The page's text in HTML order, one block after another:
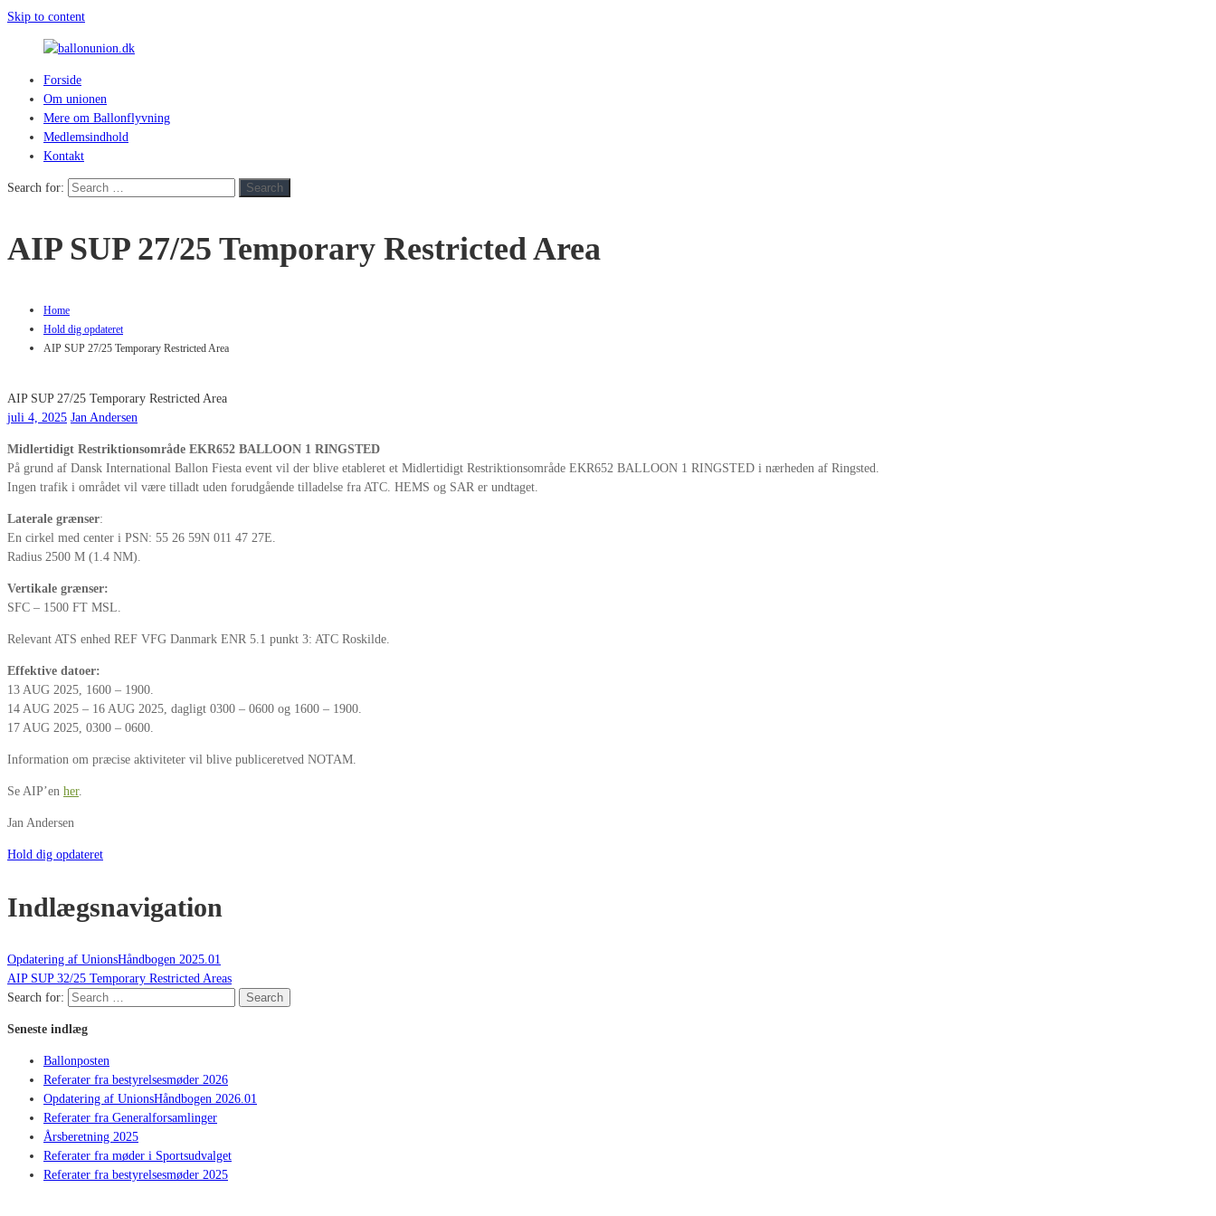
Skip to content
ballonunion.dk
hvad
blæser
Forside
Om unionen
Mere om Ballonflyvning
Medlemsindhold
Kontakt
Search for: Search
AIP SUP 27/25 Temporary Restricted Area
Home
Hold dig opdateret
AIP SUP 27/25 Temporary Restricted Area
AIP SUP 27/25 Temporary Restricted Area
juli 4, 2025 Jan Andersen
Midlertidigt Restriktionsområde EKR652 BALLOON 1 RINGSTED
På grund af Dansk International Ballon Fiesta event vil der blive etableret et Midlertidigt Restriktionsområde EKR652 BALLOON 1 RINGSTED i nærheden af Ringsted.
Ingen trafik i området vil være tilladt uden forudgående tilladelse fra ATC. HEMS og SAR er undtaget.
Laterale grænser:
En cirkel med center i PSN: 55 26 59N 011 47 27E.
Radius 2500 M (1.4 NM).
Vertikale grænser:
SFC – 1500 FT MSL.
Relevant ATS enhed REF VFG Danmark ENR 5.1 punkt 3: ATC Roskilde.
Effektive datoer:
13 AUG 2025, 1600 – 1900.
14 AUG 2025 – 16 AUG 2025, dagligt 0300 – 0600 og 1600 – 1900.
17 AUG 2025, 0300 – 0600.
Information om præcise aktiviteter vil blive publiceretved NOTAM.
Se AIP’en her.
Jan Andersen
Hold dig opdateret
Indlægsnavigation
Opdatering af UnionsHåndbogen 2025.01
AIP SUP 32/25 Temporary Restricted Areas
Search for:
Search
Seneste indlæg
Ballonposten
Referater fra bestyrelsesmøder 2026
Opdatering af UnionsHåndbogen 2026.01
Referater fra Generalforsamlinger
Årsberetning 2025
Referater fra møder i Sportsudvalget
Referater fra bestyrelsesmøder 2025